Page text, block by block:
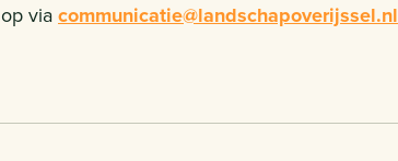
viacommunicatie@landschapoverijssel.nl